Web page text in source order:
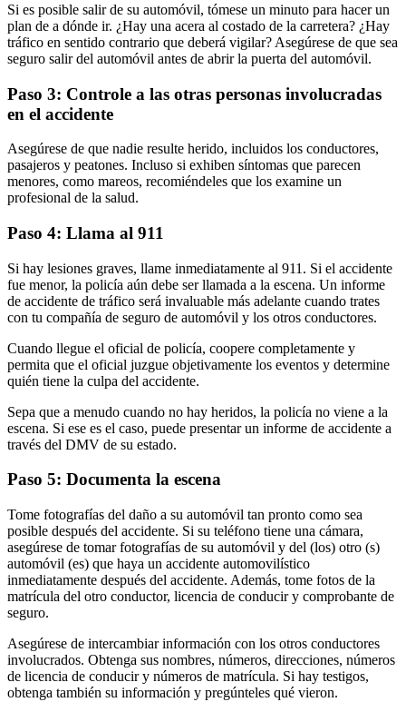
Si es posible salir de su automóvil, tómese un minuto para hacer un
plan de a dónde ir. ¿Hay una acera al costado de la carretera? ¿Hay
tráfico en sentido contrario que deberá vigilar? Asegúrese de que sea
seguro salir del automóvil antes de abrir la puerta del automóvil.
Paso 3: Controle a las otras personas involucradas
en el accidente
Asegúrese de que nadie resulte herido, incluidos los conductores,
pasajeros y peatones. Incluso si exhiben síntomas que parecen
menores, como mareos, recomiéndeles que los examine un
profesional de la salud.
Paso 4: Llama al 911
Si hay lesiones graves, llame inmediatamente al 911. Si el accidente
fue menor, la policía aún debe ser llamada a la escena. Un informe
de accidente de tráfico será invaluable más adelante cuando trates
con tu compañía de seguro de automóvil y los otros conductores.
Cuando llegue el oficial de policía, coopere completamente y
permita que el oficial juzgue objetivamente los eventos y determine
quién tiene la culpa del accidente.
Sepa que a menudo cuando no hay heridos, la policía no viene a la
escena. Si ese es el caso, puede presentar un informe de accidente a
través del DMV de su estado.
Paso 5: Documenta la escena
Tome fotografías del daño a su automóvil tan pronto como sea
posible después del accidente. Si su teléfono tiene una cámara,
asegúrese de tomar fotografías de su automóvil y del (los) otro (s)
automóvil (es) que haya un accidente automovilístico
inmediatamente después del accidente. Además, tome fotos de la
matrícula del otro conductor, licencia de conducir y comprobante de
seguro.
Asegúrese de intercambiar información con los otros conductores
involucrados. Obtenga sus nombres, números, direcciones, números
de licencia de conducir y números de matrícula. Si hay testigos,
obtenga también su información y pregúnteles qué vieron.